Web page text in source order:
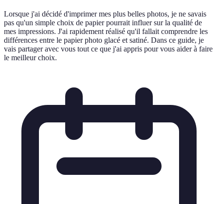
Lorsque j'ai décidé d'imprimer mes plus belles photos, je ne savais
pas qu'un simple choix de papier pourrait influer sur la qualité de
mes impressions. J'ai rapidement réalisé qu'il fallait comprendre les
différences entre le papier photo glacé et satiné. Dans ce guide, je
vais partager avec vous tout ce que j'ai appris pour vous aider à faire
le meilleur choix.